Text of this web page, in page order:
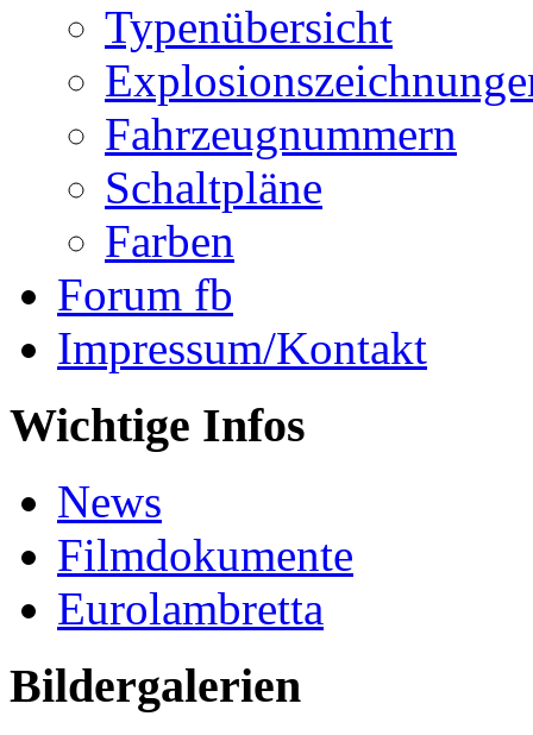
Typenübersicht
Fahrzeugnummern
Schaltpläne
Farben
Forum fb
Impressum/Kontakt
Wichtige Infos
News
Filmdokumente
Eurolambretta
Bildergalerien